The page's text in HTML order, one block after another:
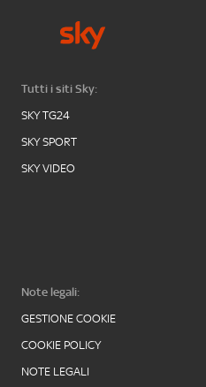
Tutti i siti Sky:
SKY TG24
SKY SPORT
SKY VIDEO
Note legali:
GESTIONE COOKIE
COOKIE POLICY
NOTE LEGALI